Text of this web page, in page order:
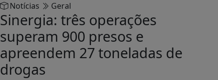
Notícias Geral
Sinergia: três operações
superam 900 presos e
apreendem 27 toneladas de
drogas